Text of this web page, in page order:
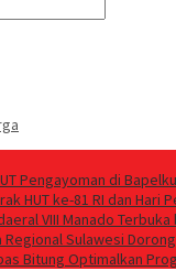
Pengayoman di
HUT ke-81 RI dan Hari
VIII Manado
Sulawesi
Bitung Optimalkan